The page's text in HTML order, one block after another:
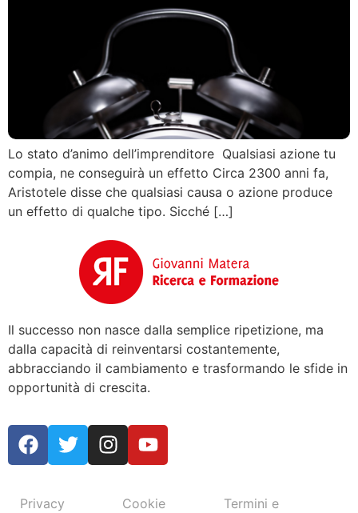
Lo stato d’animo dell’imprenditore Qualsiasi azione tu
compia, ne conseguirà un effetto Circa 2300 anni fa,
Aristotele disse che qualsiasi causa o azione produce
un effetto di qualche tipo. Sicché […]
Il successo non nasce dalla semplice ripetizione, ma
dalla capacità di reinventarsi costantemente,
abbracciando il cambiamento e trasformando le sfide in
opportunità di crescita.
Privacy
Cookie
Termini e